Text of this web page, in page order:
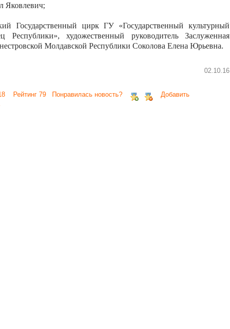
Яковлевич;
Государственный цирк ГУ «Государственный культурный
Республики», художественный руководитель Заслуженная
Молдавской Республики Соколова Елена Юрьевна.
02.10.16
Рейтинг 79 Понравилась новость?
Добавить